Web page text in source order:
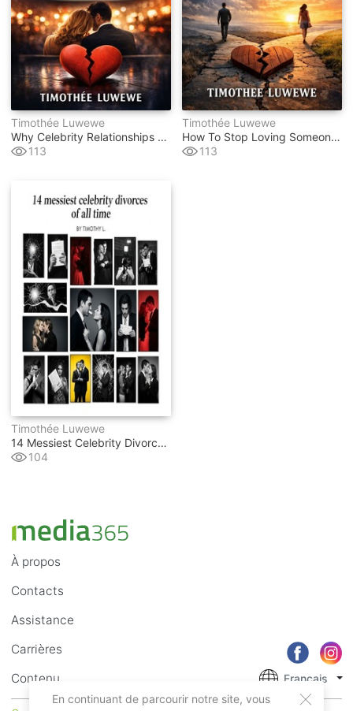
Timothée Luwewe
Why Celebrity Relationships Don’t Last
113
Timothée Luwewe
How To Stop Loving Someone Who Can’t Love You Back
113
Timothée Luwewe
14 Messiest Celebrity Divorces Of All Time
104
À propos
Contacts
Assistance
Carrières
Contenu
Français
En continuant de parcourir notre site, vous